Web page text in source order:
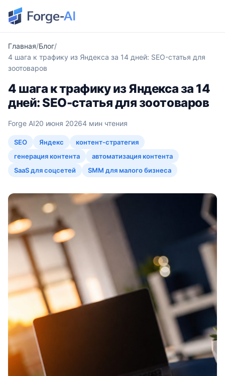
Главная Блог
4 шага к трафику из Яндекса за 14 дней: SEO-статья для
зоотоваров
4 шага к трафику из Яндекса за 14
дней: SEO-статья для зоотоваров
Forge AI20 июня 20264 мин чтения
SEO Яндекс
контент-стратегия
генерация контента
автоматизация контента
SaaS для соцсетей
SMM для малого бизнеса